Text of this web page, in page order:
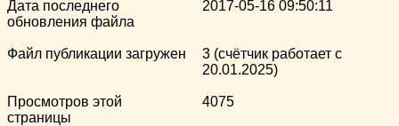
Дата последнего
обновления файла
2017-05-16 09:50:11
Файл публикации загружен
3 (счётчик работает с
20.01.2025)
Просмотров этой
страницы
4075